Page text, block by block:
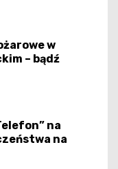
w
– bądź
na
na